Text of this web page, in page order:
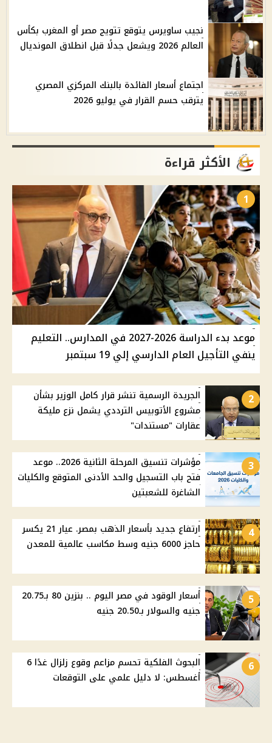
نجيب ساويرس يتوقع تتويج مصر أو المغرب بكأس
العالم 2026 ويشعل جدلًا قبل انطلاق المونديال
اجتماع أسعار الفائدة بالبنك المركزي المصري
يترقب حسم القرار في يوليو 2026
الأكثر قراءة
1
موعد بدء الدراسة 2026-2027 في المدارس.. التعليم
ينفي التأجيل العام الدارسي إلي 19 سبتمبر
2
الجريدة الرسمية تنشر قرار كامل الوزير بشأن
مشروع الأتوبيس الترددي يشمل نزع مليكة
عقارات "مستندات"
3
مؤشرات تنسيق المرحلة الثانية 2026.. موعد
فتح باب التسجيل والحد الأدنى المتوقع والكليات
الشاغرة للشعبتين
4
ارتفاع جديد بأسعار الذهب بمصر. عيار 21 يكسر
حاجز 6000 جنيه وسط مكاسب عالمية للمعدن
5
أسعار الوقود في مصر اليوم .. بنزين 80 بـ20.75
جنيه والسولار بـ20.50 جنيه
6
البحوث الفلكية تحسم مزاعم وقوع زلزال غدًا 6
أغسطس: لا دليل علمي على التوقعات